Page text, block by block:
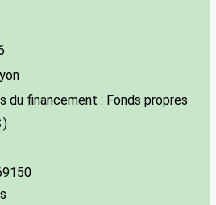
du financement : Fonds propres